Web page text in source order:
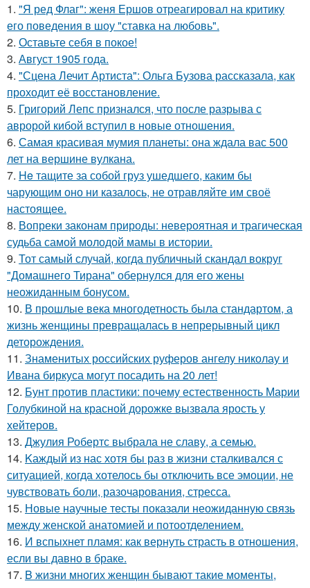
1. "Я ред Флаг": женя Ершов отреагировал на критику
его поведения в шоу "ставка на любовь".
2. Оставьте себя в покое!
3. Август 1905 года.
4. "Сцена Лечит Артиста": Ольга Бузова рассказала, как
проходит её восстановление.
5. Григорий Лепс признался, что после разрыва с
авророй кибой вступил в новые отношения.
6. Самая красивая мумия планеты: она ждала вас 500
лет на вершине вулкана.
7. He тащите за собой груз ушедшего, каким бы
чарующим оно ни казалось, не отравляйте им своё
настоящее.
8. Вопреки законам природы: невероятная и трагическая
судьба самой молодой мамы в истории.
9. Тот самый случай, когда публичный скандал вокруг
"Домашнего Тирана" обернулся для его жены
неожиданным бонусом.
10. В прошлые века многодетность была стандартом, а
жизнь женщины превращалась в непрерывный цикл
деторождения.
11. Знаменитых российских руферов ангелу николау и
Ивана биркуса могут посадить на 20 лет!
12. Бунт против пластики: почему естественность Марии
Голубкиной на красной дорожке вызвала ярость у
хейтеров.
13. Джулия Робертс выбрала не славу, а семью.
14. Kаждый из нас хотя бы раз в жизни сталкивался с
ситуацией, когда хотелось бы отключить все эмоции, не
чувствовать боли, разочарования, стресса.
15. Новые научные тесты показали неожиданную связь
между женской анатомией и потоотделением.
16. И вспыхнет пламя: как вернуть страсть в отношения,
если вы давно в браке.
17. B жизни многих женщин бывают такие моменты,